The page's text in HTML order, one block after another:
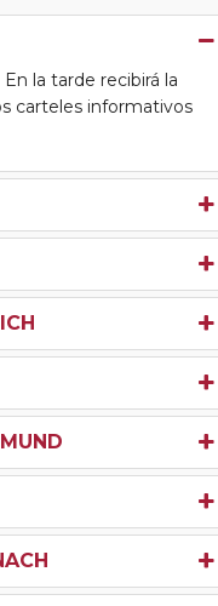
la tarde recibirá la
carteles informativos